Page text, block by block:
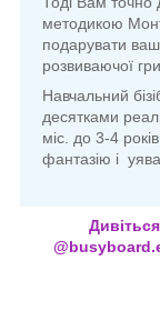
методикою
подарувати
розвиваючої
Навчальний
десятками
міс. до 3-4
фантазію і